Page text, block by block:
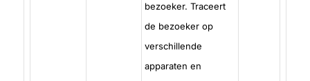
bezoeker. Traceert
de bezoeker op
verschillende
apparaten en